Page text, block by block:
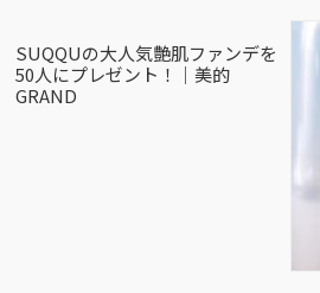
SUQQUの大人気艶肌ファンデを
50人にプレゼント！｜美的
GRAND